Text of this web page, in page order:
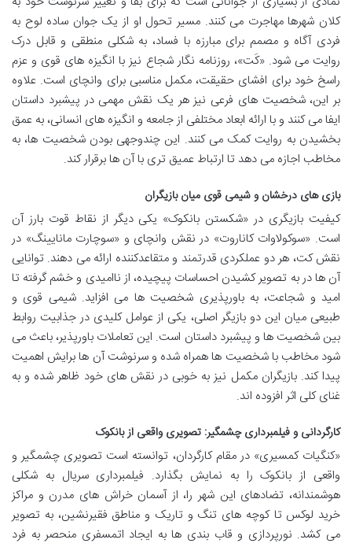
کلان شهرها مهاجرت می کنند. مسیر تحول او از یک جوان ساده لوح به
فردی آگاه و مصمم برای مبارزه با فساد، به شکلی منطقی و قابل درک
روایت می شود. «کَت»، روزنامه نگار شجاع نیز با انگیزه های قوی و عزم
راسخ خود برای افشای حقیقت، مکمل مناسبی برای وانچای است. علاوه
بر این، شخصیت های فرعی نیز هر یک نقش مهمی در پیشبرد داستان
ایفا می کنند و با ارائه ابعاد مختلفی از جامعه و انگیزه های انسانی، به عمق
بخشیدن به روایت کمک می کنند. این چندوجهی بودن شخصیت ها، به
مخاطب اجازه می دهد تا ارتباط عمیق تری با آن ها برقرار کند.
بازی های درخشان و شیمی قوی میان بازیگران
کیفیت بازیگری در «شکستن بانکوک» یکی دیگر از نقاط قوت بارز آن
است. «سوکولاوات کاناروت» در نقش وانچای و «سوچارت مانایینگ» در
نقش کت، هر دو عملکردی قدرتمند و متقاعدکننده ارائه می دهند. توانایی
آن ها در به تصویر کشیدن احساسات پیچیده، از ناامیدی و خشم گرفته تا
امید و شجاعت، به باورپذیری شخصیت ها می افزاید. شیمی قوی و
طبیعی میان این دو بازیگر اصلی، یکی از عوامل کلیدی در جذابیت روابط
بین شخصیت ها و پیشبرد داستان است. این تعاملات باورپذیر، باعث می
شود مخاطب با شخصیت ها همراه شده و سرنوشت آن ها برایش اهمیت
پیدا کند. بازیگران مکمل نیز به خوبی در نقش های خود ظاهر شده و به
غنای کلی اثر افزوده اند.
کارگردانی و فیلمبرداری چشمگیر: تصویری واقعی از بانکوک
«کنگیات کمسیری» در مقام کارگردان، توانسته است تصویری چشمگیر و
واقعی از بانکوک را به نمایش بگذارد. فیلمبرداری سریال به شکلی
هوشمندانه، تضادهای این شهر را، از آسمان خراش های مدرن و مراکز
خرید لوکس تا کوچه های تنگ و تاریک و مناطق فقیرنشین، به تصویر
می کشد. نورپردازی و قاب بندی ها به ایجاد اتمسفری منحصر به فرد